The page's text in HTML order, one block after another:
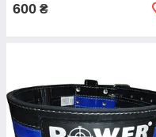
600 ₴